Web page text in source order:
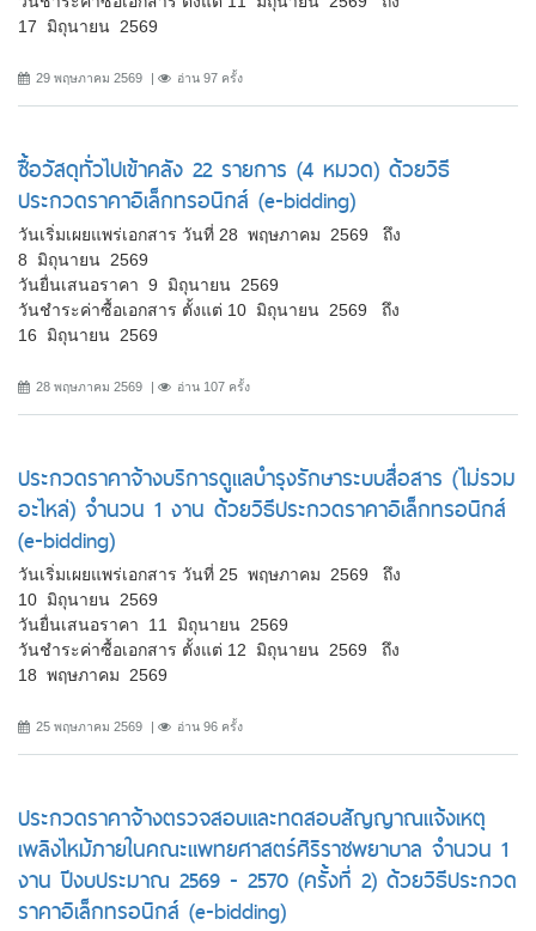
17 มิถุนายน 2569
29 พฤษภาคม 2569 อ่าน 97 ครั้ง
ซื้อวัสดุทั่วไปเข้าคลัง 22 รายการ (4 หมวด) ด้วยวิธี
ประกวดราคาอิเล็กทรอนิกส์ (e-bidding)
วันเริ่มเผยแพร่เอกสาร วันที่ 28 พฤษภาคม 2569 ถึง
8 มิถุนายน 2569
วันยื่นเสนอราคา 9 มิถุนายน 2569
วันชำระค่าซื้อเอกสาร ตั้งแต่ 10 มิถุนายน 2569 ถึง
16 มิถุนายน 2569
28 พฤษภาคม 2569 อ่าน 107 ครั้ง
ประกวดราคาจ้างบริการดูแลบำรุงรักษาระบบสื่อสาร (ไม่รวม
อะไหล่) จำนวน 1 งาน ด้วยวิธีประกวดราคาอิเล็กทรอนิกส์
(e-bidding)
วันเริ่มเผยแพร่เอกสาร วันที่ 25 พฤษภาคม 2569 ถึง
10 มิถุนายน 2569
วันยื่นเสนอราคา 11 มิถุนายน 2569
วันชำระค่าซื้อเอกสาร ตั้งแต่ 12 มิถุนายน 2569 ถึง
18 พฤษภาคม 2569
25 พฤษภาคม 2569 อ่าน 96 ครั้ง
ประกวดราคาจ้างตรวจสอบและทดสอบสัญญาณแจ้งเหตุ
เพลิงไหม้ภายในคณะแพทยศาสตร์ศิริราชพยาบาล จำนวน 1
งาน ปีงบประมาณ 2569 - 2570 (ครั้งที่ 2) ด้วยวิธีประกวด
ราคาอิเล็กทรอนิกส์ (e-bidding)